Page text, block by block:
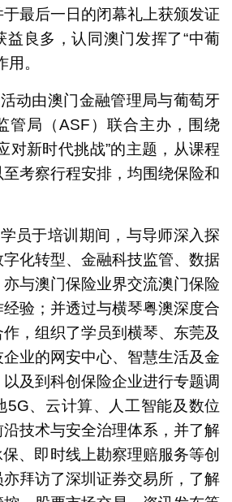
最后一日的闭幕礼上获颁发证
益良多，认同澳门发挥了“中葡
。
动由澳门金融管理局与葡萄牙
管局（ASF）联合主办，围绕
对新时代挑战”的主题，从课程
考察行程安排，均围绕保险和
员于培训期间，与导师深入探
化转型、金融科技监管、数据
与澳门保险业界交流澳门保险
验；并透过与横琴粤澳深度合
，组织了学员到横琴、东莞及
业的网安中心、智慧生活及金
及到科创保险企业进行专题调
5G、云计算、人工智能及数位
技术与安全治理体系，并了解
、即时线上勘察理赔服务等创
拜访了深圳证券交易所，了解